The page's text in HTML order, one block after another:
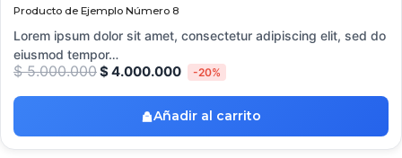
Producto de Ejemplo Número 8
Lorem ipsum dolor sit amet, consectetur adipiscing elit, sed do
eiusmod tempor…
$5.000.000$4.000.000 -20%
Añadir al carrito